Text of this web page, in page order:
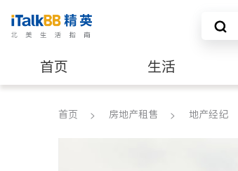
首页 生活
养老 非盈利组织
首页 房地产租售 地产经纪